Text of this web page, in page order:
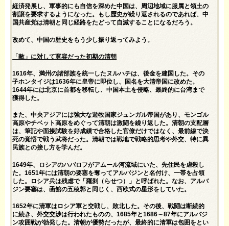
経済発展し、軍事的にも自信を深めた中国は、周辺地域に服属と領土の
割譲を要求するようになった。もし歴史が繰り返されるのであれば、中
国共産党は清朝と同じ経路をたどって自滅することになるだろう。
改めて、中国の歴史をもう少し振り返ってみよう。
「敵」に対して寛容だった初期の清朝
1616年、満州の諸部族を統一したヌルハチは、後金を建国した。その
子ホンタイジは1636年に皇帝に即位し、国名を大清帝国に改めた。
1644年には北京に首都を移転し、中国本土を侵略、最終的に台湾まで
獲得した。
また、中央アジアには強大な遊牧国家ジュンガル帝国があり、モンゴル
高原やチベット高原をめぐって清朝は激闘を繰り返した。清朝の支配層
は、筆記や面接試験を好成績で合格した官僚だけではなく、最前線で決
死の覚悟で戦う武将だった。清朝では戦地で戦略的思考や外交、特に異
民族との接し方を学んだ。
1649年、ロシアのハバロフがアムール河流域にいた、先住民を虐殺し
た。1651年には清朝の要塞を奪ってアルバジンと名付け、一帯を占領
した。ロシア兵は残虐で「羅刹（らせつ）」と呼ばれた。なお、アルバ
ジン要塞は、函館の五稜郭と同じく、西欧式の星形をしていた。
1652年に清軍はロシア軍と交戦し、敗北した。その後、戦闘は断続的
に続き、外交交渉は行われたものの、1685年と1686～87年にアルバジ
ン攻囲戦が勃発した。清朝が優勢だったが、最終的に清軍は包囲をとい